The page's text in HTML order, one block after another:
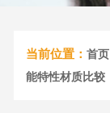
当前位置：首页
能特性材质比较